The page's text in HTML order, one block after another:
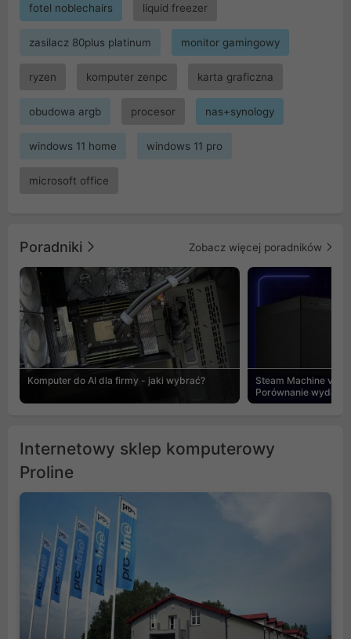
fotel noblechairs liquid freezer
zasilacz 80plus platinum monitor gamingowy
ryzen komputer zenpc karta graficzna
obudowa argb procesor nas+synology
windows 11 home windows 11 pro
microsoft office
Poradniki Zobacz więcej poradników
Komputer do AI dla firmy - jaki wybrać?
Steam Machine vs
Porównanie
Internetowy sklep komputerowy
Proline